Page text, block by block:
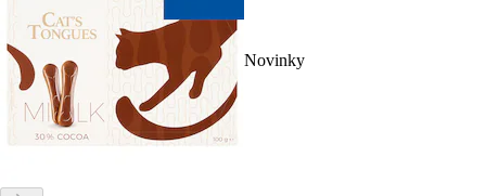
Novinky